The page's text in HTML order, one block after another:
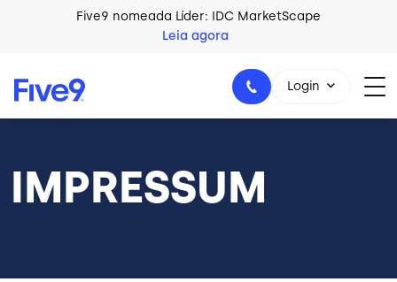
Skip to main contentFive9 nomeada Líder: IDC MarketScape
Leia agora
+44-330-808-5300
Login
IMPRESSUM